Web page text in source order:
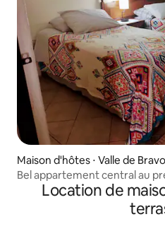
Maison d'hôtes ⋅ Valle de Bravo
Bel appartement central au
Location de